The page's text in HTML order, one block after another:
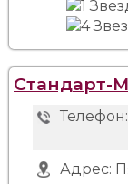
Стандарт-
Телефон:
Адрес: